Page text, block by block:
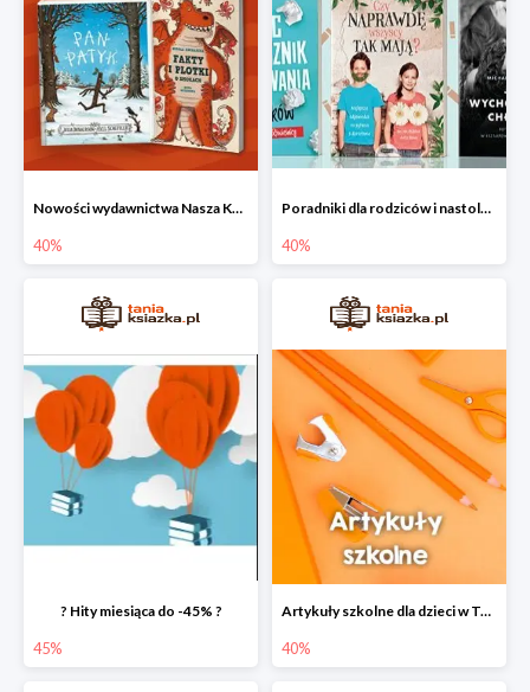
Nowości wydawnictwa Nasza Księgarnia w Taniej Książce do -40%
40%
Poradniki dla rodziców i nastolatków w Taniej Książce do -40%
40%
? Hity miesiąca do -45% ?
45%
Artykuły szkolne dla dzieci w Taniej Książce do -40%
40%